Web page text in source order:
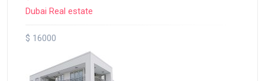
Dubai Real estate
$ 16000